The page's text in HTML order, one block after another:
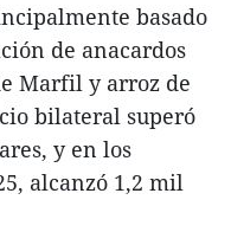
basado
de anacardos
Marfil y arroz de
bilateral superó
y en los
alcanzó 1,2 mil